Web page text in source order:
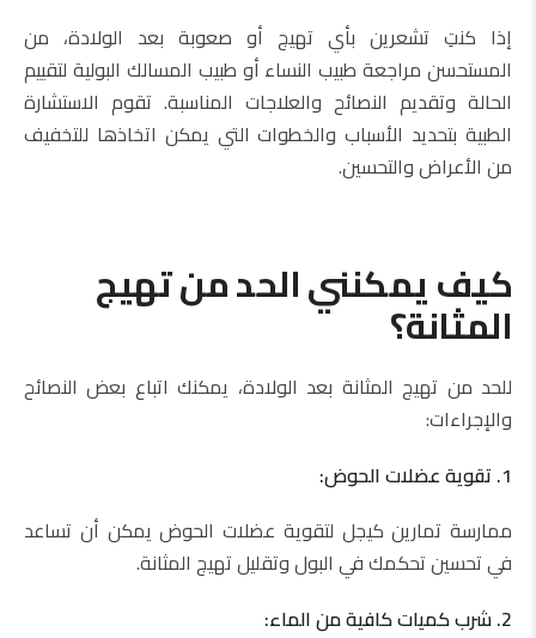
إذا كنتِ تشعرين بأي تهيج أو صعوبة بعد الولادة، من
المستحسن مراجعة طبيب النساء أو طبيب المسالك البولية لتقييم
الحالة وتقديم النصائح والعلاجات المناسبة. تقوم الاستشارة
الطبية بتحديد الأسباب والخطوات التي يمكن اتخاذها للتخفيف
من الأعراض والتحسين.
كيف يمكنني الحد من تهيج
المثانة؟
للحد من تهيج المثانة بعد الولادة، يمكنك اتباع بعض النصائح
والإجراءات:
1. تقوية عضلات الحوض:
ممارسة تمارين كيجل لتقوية عضلات الحوض يمكن أن تساعد
في تحسين تحكمك في البول وتقليل تهيج المثانة.
2. شرب كميات كافية من الماء: